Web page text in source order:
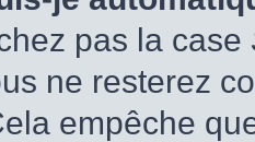
pas la case
ne resterez
empêche